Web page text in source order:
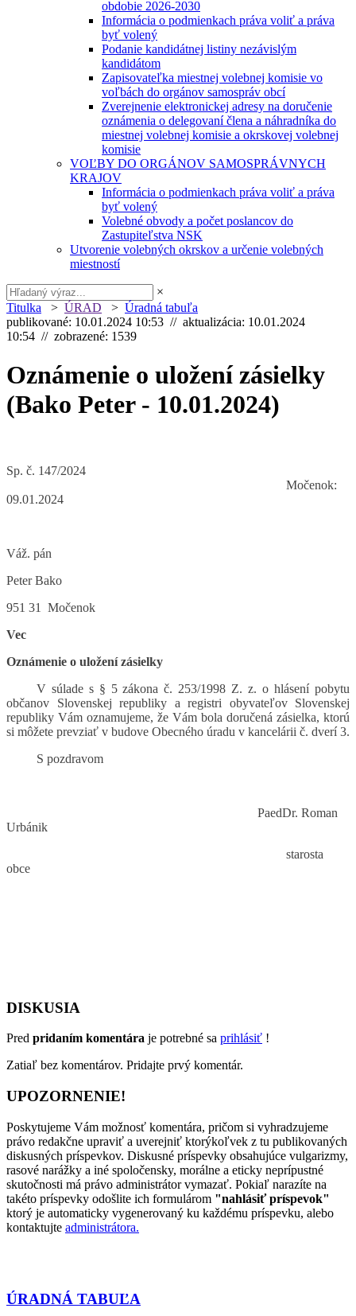
obdobie 2026-2030
Informácia o podmienkach práva voliť a práva
byť volený
Podanie kandidátnej listiny nezávislým
kandidátom
Zapisovateľka miestnej volebnej komisie vo
voľbách do orgánov samospráv obcí
Zverejnenie elektronickej adresy na doručenie
oznámenia o delegovaní člena a náhradníka do
miestnej volebnej komisie a okrskovej volebnej
komisie
VOĽBY DO ORGÁNOV SAMOSPRÁVNYCH
KRAJOV
Informácia o podmienkach práva voliť a práva
byť volený
Volebné obvody a počet poslancov do
Zastupiteľstva NSK
Utvorenie volebných okrskov a určenie volebných
miestností
×
Titulka > ÚRAD > Úradná tabuľa
publikované: 10.01.2024 10:53 // aktualizácia: 10.01.2024
10:54 // zobrazené: 1539
Oznámenie o uložení zásielky
(Bako Peter - 10.01.2024)
Sp. č. 147/2024
Močenok:
09.01.2024
Váž. pán
Peter Bako
951 31 Močenok
Vec
Oznámenie o uložení zásielky
V súlade s § 5 zákona č. 253/1998 Z. z. o hlásení pobytu
občanov Slovenskej republiky a registri obyvateľov Slovenskej
republiky Vám oznamujeme, že Vám bola doručená zásielka, ktorú
si môžete prevziať v budove Obecného úradu v kancelárii č. dverí 3.
S pozdravom
PaedDr. Roman
Urbánik
starosta
obce
DISKUSIA
Pred pridaním komentára je potrebné sa prihlásiť !
Zatiaľ bez komentárov. Pridajte prvý komentár.
UPOZORNENIE!
Poskytujeme Vám možnosť komentára, pričom si vyhradzujeme
právo redakčne upraviť a uverejniť ktorýkoľvek z tu publikovaných
diskusných príspevkov. Diskusné príspevky obsahujúce vulgarizmy,
rasové narážky a iné spoločensky, morálne a eticky neprípustné
skutočnosti má právo administrátor vymazať. Pokiaľ narazíte na
takéto príspevky odošlite ich formulárom "nahlásiť príspevok"
ktorý je automaticky vygenerovaný ku každému príspevku, alebo
kontaktujte administrátora.
ÚRADNÁ TABUĽA